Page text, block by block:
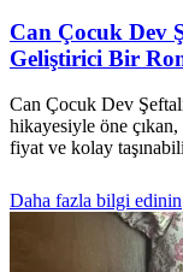
Can Çocuk Dev
Geliştirici Bir
Can Çocuk Dev
hikayesiyle öne
fiyat ve kolay
Daha fazla bilgi edinin